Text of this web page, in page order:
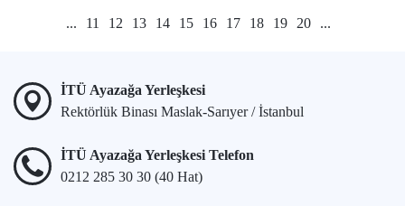
... 11 12 13 14 15 16 17 18 19 20 ...
İTÜ Ayazağa Yerleşkesi
Rektörlük Binası Maslak-Sarıyer / İstanbul
İTÜ Ayazağa Yerleşkesi Telefon
0212 285 30 30 (40 Hat)